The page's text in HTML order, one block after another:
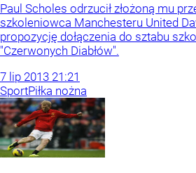
Paul Scholes odrzucił złożoną mu
szkoleniowca Manchesteru United
propozycję dołączenia do sztabu
"Czerwonych Diabłów".
7 lip 2013 21:21
SportPiłka nożna